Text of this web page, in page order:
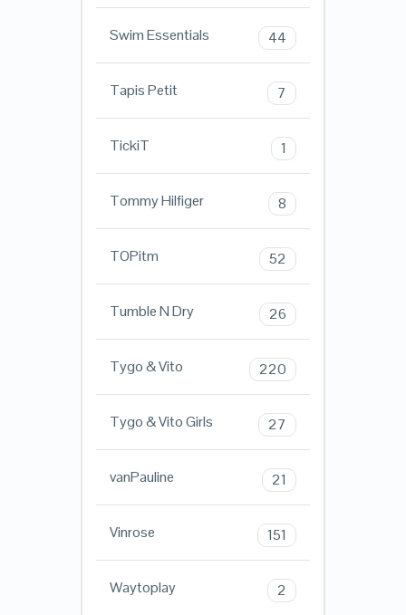
Swim Essentials 44
Tapis Petit 7
TickiT 1
Tommy Hilfiger 8
TOPitm 52
Tumble N Dry 26
Tygo & Vito 220
Tygo & Vito Girls 27
vanPauline 21
Vinrose 151
Waytoplay 2